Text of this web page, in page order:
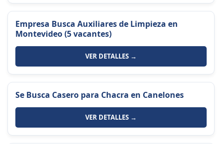
Empresa Busca Auxiliares de Limpieza en
Montevideo (5 vacantes)
VER DETALLES →
Se Busca Casero para Chacra en Canelones
VER DETALLES →